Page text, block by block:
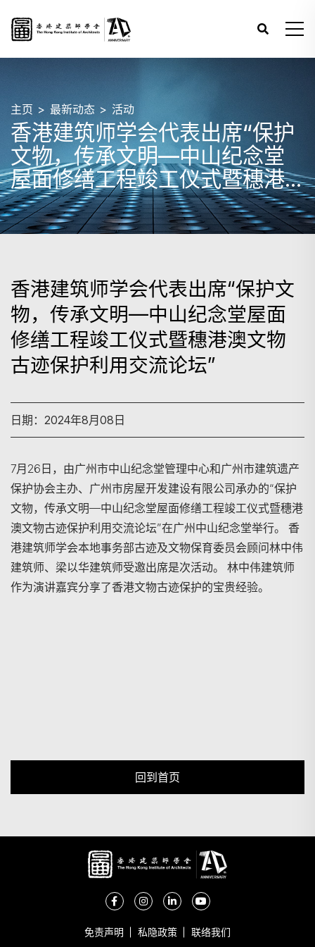
搜寻
主页 最新动态 活动
香港建筑师学会代表出席“保护
文物，传承文明—中山纪念堂
屋面修缮工程竣工仪式暨穗港
澳文物古迹保护利用交流论坛”
香港建筑师学会代表出席“保护文
物，传承文明—中山纪念堂屋面
修缮工程竣工仪式暨穗港澳文物
古迹保护利用交流论坛”
日期：2024年8月08日
7月26日，由广州市中山纪念堂管理中心和广州市建筑遗产
保护协会主办、广州市房屋开发建设有限公司承办的“保护
文物，传承文明—中山纪念堂屋面修缮工程竣工仪式暨穗港
澳文物古迹保护利用交流论坛”在广州中山纪念堂举行。 香
港建筑师学会本地事务部古迹及文物保育委员会顾问林中伟
建筑师、梁以华建筑师受邀出席是次活动。 林中伟建筑师
作为演讲嘉宾分享了香港文物古迹保护的宝贵经验。
回到首页
免责声明 私隐政策 联络我们